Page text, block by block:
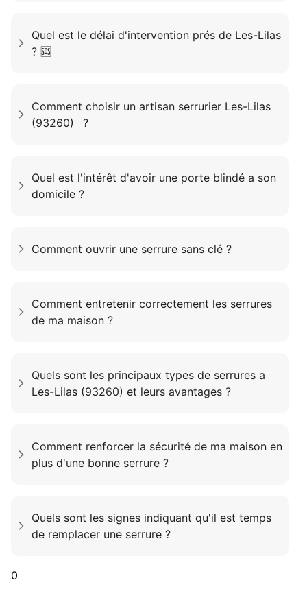
Quel est le délai d'intervention prés de Les-Lilas
? 🆘
Comment choisir un artisan serrurier Les-Lilas
(93260) ?
Quel est l'intérêt d'avoir une porte blindé a son
domicile ?
Comment ouvrir une serrure sans clé ?
Comment entretenir correctement les serrures
de ma maison ?
Quels sont les principaux types de serrures a
Les-Lilas (93260) et leurs avantages ?
Comment renforcer la sécurité de ma maison en
plus d'une bonne serrure ?
Quels sont les signes indiquant qu'il est temps
de remplacer une serrure ?
0